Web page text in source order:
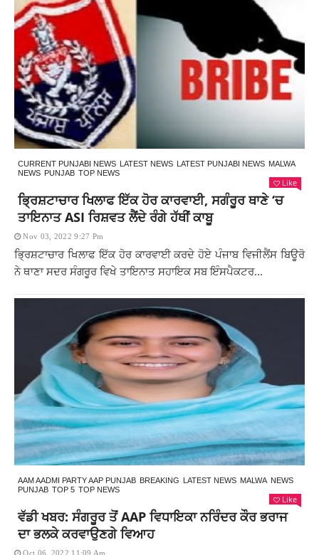
CURRENT PUNJABI NEWS LATEST NEWS LATEST PUNJABI NEWS MALWA
NEWS PUNJAB TOP NEWS
Like
ਭ੍ਰਿਸ਼ਟਾਚਾਰ ਖਿਲਾਫ ਇੱਕ ਹੋਰ ਕਾਰਵਾਈ, ਸਗੰਰੂਰ ਥਾਣੇ ‘ਚ
ਤਾਇਨਾਤ ASI ਰਿਸ਼ਵਤ ਲੈਂਦੇ ਰੰਗੇ ਹੱਥੀਂ ਕਾਬੂ
Nov 03, 2022 9:27 Pm
ਭ੍ਰਿਸ਼ਟਾਚਾਰ ਖਿਲਾਫ ਇੱਕ ਹੋਰ ਕਾਰਵਾਈ ਕਰਦੇ ਹੋਏ ਪੰਜਾਬ ਵਿਜੀਲੈਂਸ ਬਿਊਰੋ
ਨੇ ਥਾਣਾ ਸਦਰ ਸੰਗਰੂਰ ਵਿਖੇ ਤਾਇਨਾਤ ਸਹਾਇਕ ਸਬ ਇੰਸਪੈਕਟਰ...
AAM AADMI PARTY AAP PUNJAB BREAKING LATEST NEWS MALWA NEWS
PUNJAB TOP 5 TOP NEWS
Like
ਵੱਡੀ ਖਬਰ: ਸੰਗਰੂਰ ਤੋਂ AAP ਵਿਧਾਇਕਾ ਨਰਿੰਦਰ ਕੌਰ ਭਰਾਜ
ਦਾ ਭਲਕੇ ਕਰਵਾਉਣਗੇ ਵਿਆਹ
Oct 06, 2022 11:09 Am